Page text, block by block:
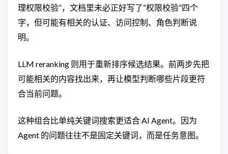
理权限校验”，文档里未必正好写了“权限校验”四个
字，但可能有相关的认证、访问控制、角色判断说
明。
LLM reranking 则用于重新排序候选结果。前两步先把
可能相关的内容找出来，再让模型判断哪些片段更符
合当前问题。
这种组合比单纯关键词搜索更适合 AI Agent。因为
Agent 的问题往往不是固定关键词，而是任务意图。